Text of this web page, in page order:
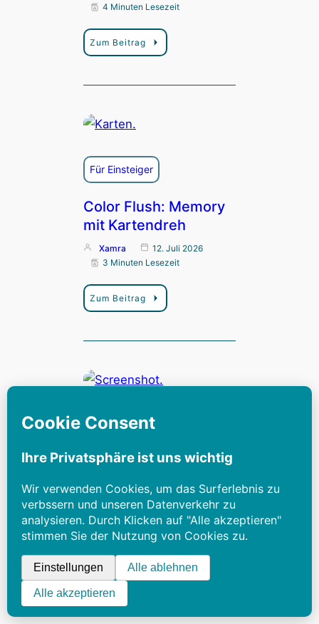
4 Minuten Lesezeit
Zum Beitrag
Für Einsteiger
Color Flush: Memory
mit Kartendreh
Xamra
12. Juli 2026
3 Minuten Lesezeit
Zum Beitrag
Für Einsteiger
Light Speed Arena:
Hektisches Kaboom
im All mit App
Xamra
7. Juli 2026
6 Minuten Lesezeit
Zum Beitrag